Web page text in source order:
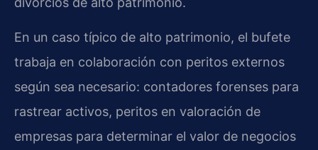
En un caso típico de alto patrimonio, el bufete
trabaja en colaboración con peritos externos
según sea necesario: contadores forenses para
rastrear activos, peritos en valoración de
empresas para determinar el valor de negocios